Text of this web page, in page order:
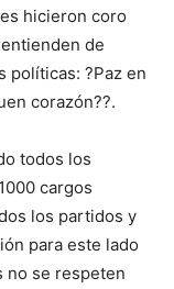
hicieron coro
de
políticas: ?Paz en
corazón??.
todos los
cargos
los partidos y
para este lado
no se respeten